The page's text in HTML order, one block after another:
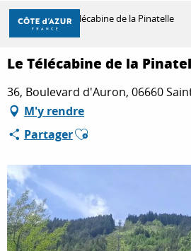
Aller
contenu
principal
DÉCOUVRIR
À FAIRE
SÉJOURNER
Accueil Le Télécabine de la Pinatelle
Le Télécabine de la
36, Boulevard d'Auron, 06660
M'y rendre
PartagerAjouter aux favoris